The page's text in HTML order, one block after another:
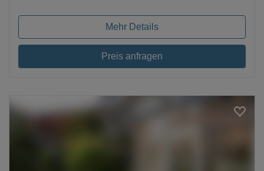
Mehr Details
Preis anfragen